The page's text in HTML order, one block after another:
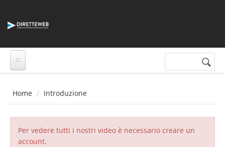
Form di
Cerca nel sito
Home Introduzione
Per vedere tutti i nostri video è necessario creare un
account.